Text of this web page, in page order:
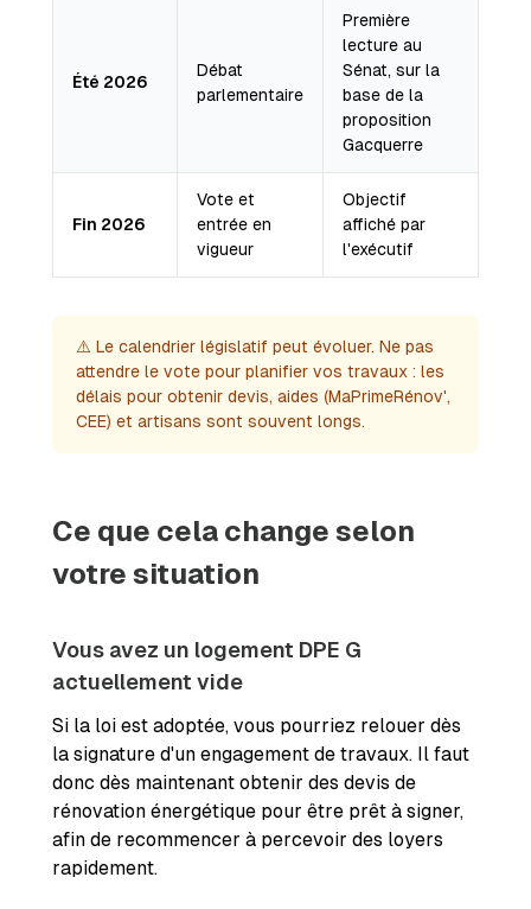
Été 2026
Débat
parlementaire
Première
lecture au
Sénat, sur la
base de la
proposition
Gacquerre
Fin 2026
Vote et
entrée en
vigueur
Objectif
affiché par
l'exécutif
⚠️ Le calendrier législatif peut évoluer. Ne pas
attendre le vote pour planifier vos travaux : les
délais pour obtenir devis, aides (MaPrimeRénov',
CEE) et artisans sont souvent longs.
Ce que cela change selon
votre situation
Vous avez un logement DPE G
actuellement vide
Si la loi est adoptée, vous pourriez relouer dès
la signature d'un engagement de travaux. Il faut
donc dès maintenant obtenir des devis de
rénovation énergétique pour être prêt à signer,
afin de recommencer à percevoir des loyers
rapidement.